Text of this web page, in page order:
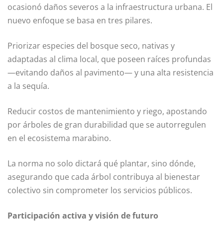
ocasionó daños severos a la infraestructura urbana. El
nuevo enfoque se basa en tres pilares.
Priorizar especies del bosque seco, nativas y
adaptadas al clima local, que poseen raíces profundas
—evitando daños al pavimento— y una alta resistencia
a la sequía.
Reducir costos de mantenimiento y riego, apostando
por árboles de gran durabilidad que se autorregulen
en el ecosistema marabino.
La norma no solo dictará qué plantar, sino dónde,
asegurando que cada árbol contribuya al bienestar
colectivo sin comprometer los servicios públicos.
Participación activa y visión de futuro